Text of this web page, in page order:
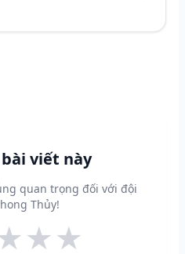
viết này
quan trọng đối với đội
Thủy!
★★